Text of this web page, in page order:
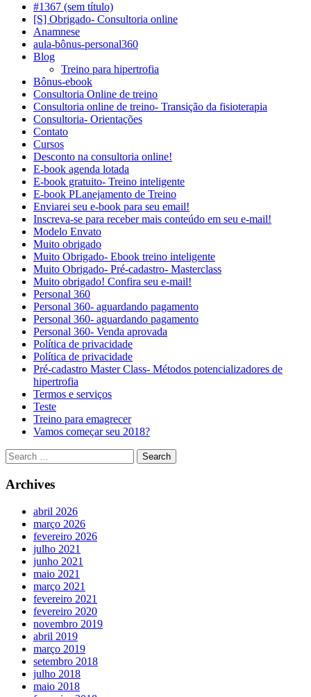
#1367 (sem título)
[S] Obrigado- Consultoria online
Anamnese
aula-bônus-personal360
Blog
Treino para hipertrofia
Bônus-ebook
Consultoria Online de treino
Consultoria online de treino- Transição da fisioterapia
Consultoria- Orientações
Contato
Cursos
Desconto na consultoria online!
E-book agenda lotada
E-book gratuito- Treino inteligente
E-book PLanejamento de Treino
Enviarei seu e-book para seu email!
Inscreva-se para receber mais conteúdo em seu e-mail!
Modelo Envato
Muito obrigado
Muito Obrigado- Ebook treino inteligente
Muito Obrigado- Pré-cadastro- Masterclass
Muito obrigado! Confira seu e-mail!
Personal 360
Personal 360- aguardando pagamento
Personal 360- aguardando pagamento
Personal 360- Venda aprovada
Política de privacidade
Política de privacidade
Pré-cadastro Master Class- Métodos potencializadores de
hipertrofia
Termos e serviços
Teste
Treino para emagrecer
Vamos começar seu 2018?
Archives
abril 2026
março 2026
fevereiro 2026
julho 2021
junho 2021
maio 2021
março 2021
fevereiro 2021
fevereiro 2020
novembro 2019
abril 2019
março 2019
setembro 2018
julho 2018
maio 2018